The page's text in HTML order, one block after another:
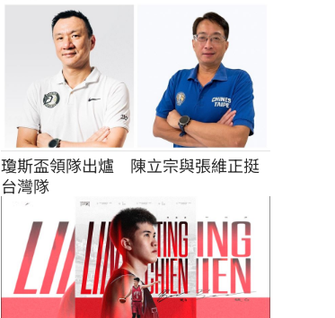
瓊斯盃領隊出爐　陳立宗與張維正挺
台灣隊